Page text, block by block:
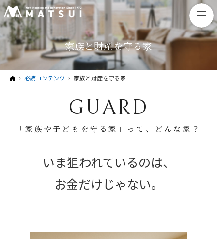
家族と財産を守る家
ホーム
必読コンテンツ 家族と財産を守る家
GUARD
「家族や子どもを守る家」って、どんな家？
いま狙われているのは、
お金だけじゃない。